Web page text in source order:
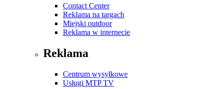
Contact Center
Reklama na targach
Miejski outdoor
Reklama w internecie
Reklama
Centrum wysyłkowe
Usługi MTP TV